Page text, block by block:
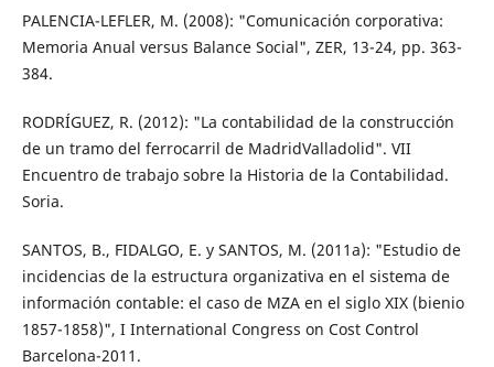
PALENCIA-LEFLER, M. (2008): "Comunicación corporativa:
Memoria Anual versus Balance Social", ZER, 13-24, pp. 363-
384.
RODRÍGUEZ, R. (2012): "La contabilidad de la construcción
de un tramo del ferrocarril de MadridValladolid". VII
Encuentro de trabajo sobre la Historia de la Contabilidad.
Soria.
SANTOS, B., FIDALGO, E. y SANTOS, M. (2011a): "Estudio de
incidencias de la estructura organizativa en el sistema de
información contable: el caso de MZA en el siglo XIX (bienio
1857-1858)", I International Congress on Cost Control
Barcelona-2011.